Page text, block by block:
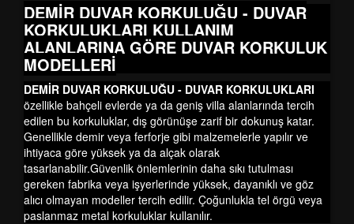
DEMİR DUVAR KORKULUĞU - DUVAR
KORKULUKLARI KULLANIM
ALANLARINA GÖRE DUVAR KORKULUK
MODELLERİ
DEMİR DUVAR KORKULUĞU - DUVAR KORKULUKLARI
özellikle bahçeli evlerde ya da geniş villa alanlarında tercih
edilen bu korkuluklar, dış görünüşe zarif bir dokunuş katar.
Genellikle demir veya ferforje gibi malzemelerle yapılır ve
ihtiyaca göre yüksek ya da alçak olarak
tasarlanabilir.Güvenlik önlemlerinin daha sıkı tutulması
gereken fabrika veya işyerlerinde yüksek, dayanıklı ve göz
alıcı olmayan modeller tercih edilir. Çoğunlukla tel örgü veya
paslanmaz metal korkuluklar kullanılır.